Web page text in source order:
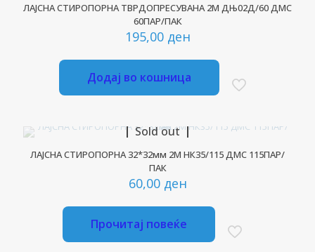
ЛАЈСНА СТИРОПОРНА ТВРДОПРЕСУВАНА 2М ДЊ02Д/60 ДМС
60ПАР/ПАК
195,00 ден
Додај во кошница
Sold out
ЛАЈСНА СТИРОПОРНА 32*32мм 2М НК35/115 ДМС 115ПАР/
ПАК
60,00 ден
Прочитај повеќе